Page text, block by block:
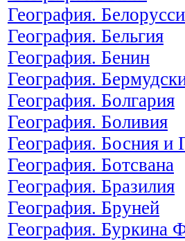
География.
География. Бельгия
География. Бенин
География.
География. Болгария
География. Боливия
География. Босния и
География. Ботсвана
География. Бразилия
География. Бруней
География. Буркина